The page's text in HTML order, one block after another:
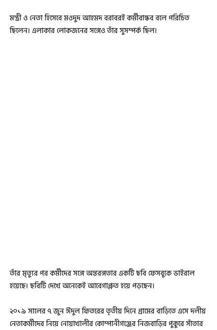
মন্ত্রী ও নেতা হিসেবে মওদুদ আহমদ বরাবরই কর্মীবান্ধব বলে পরিচিত
ছিলেন। এলাকার লোকজনের সঙ্গেও তাঁর সুসম্পর্ক ছিল।
তাঁর মৃত্যুর পর কর্মীদের সঙ্গে অন্তরঙ্গতার একটি ছবি ফেসবুকে ভাইরাল
হয়েছে। ছবিটি দেখে অনেকেই আবেগাপ্লুত হয়ে পড়ছেন।
২০১৯ সালের ৭ জুন ঈদুল ফিতরের তৃতীয় দিনে গ্রামের বাড়িতে এসে দলীয়
নেতাকর্মীদের নিয়ে নোয়াখালীর কোম্পানীগঞ্জের নিজবাড়ির পুকুরে সাঁতার